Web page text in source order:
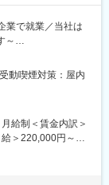
管理システム
後は本社のプログ
業で就業／当社は
～
ます。
装置）
動喫煙対策：屋内
給制＜賃金内訳＞
＞220,000円～